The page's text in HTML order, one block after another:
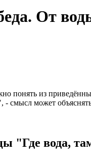
От
понять из
смысл может
"Где вода,